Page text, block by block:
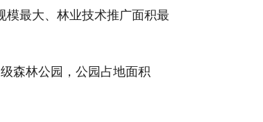
模最大、林业技术推广面积最
森林公园，公园占地面积